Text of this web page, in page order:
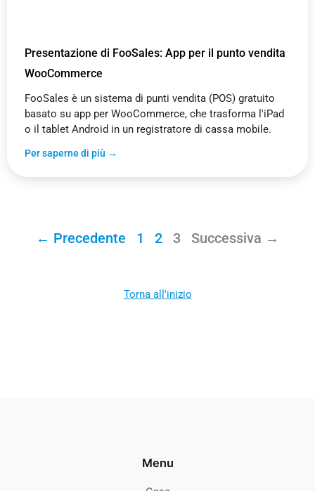
Presentazione di FooSales: App per il punto vendita
WooCommerce
FooSales è un sistema di punti vendita (POS) gratuito
basato su app per WooCommerce, che trasforma l'iPad
o il tablet Android in un registratore di cassa mobile.
Per saperne di più →
← Precedente 1 2 3 Successiva →
Torna all'inizio
Menu